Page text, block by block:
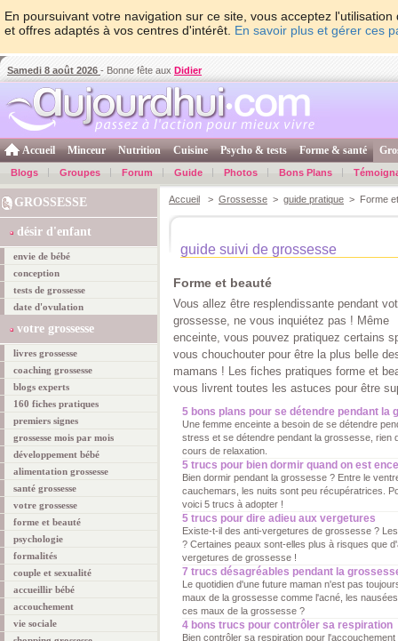
En poursuivant votre navigation sur ce site, vous acceptez
et offres adaptés à vos centres d'intérêt. En savoir plus et gérer ces
Samedi 8 août 2026 - Bonne fête aux Didier
Accueil Minceur Nutrition Cuisine Psycho & tests Forme & santé
Blogs Groupes Forum Guide Photos Bons Plans
GROSSESSE
désir d'enfant
envie de bébé
conception
tests de grossesse
date d'ovulation
votre grossesse
livres grossesse
coaching grossesse
blogs experts
160 fiches pratiques
premiers signes
grossesse mois par mois
développement bébé
alimentation grossesse
santé grossesse
votre grossesse
forme et beauté
psychologie
formalités
couple et sexualité
accueillir bébé
accouchement
vie sociale
Accueil > Grossesse > guide pratique > Forme
guide suivi de grossesse
Forme et beauté
Vous allez être resplendissante pendant
grossesse, ne vous inquiétez pas ! Même
enceinte, vous pouvez pratiquez certains
vous chouchouter pour être la plus belle
mamans ! Les fiches pratiques forme et
vous livrent toutes les astuces pour être
5 bons plans pour se détendre pendant la
Une femme enceinte a besoin de se détendre
stress et se détendre pendant la grossesse, rien
cours de relaxation.
5 trucs pour bien dormir quand on est
Bien dormir pendant la grossesse ? Entre le
cauchemars, les nuits sont peu récupératrices.
voici 5 trucs à adopter !
5 trucs pour dire adieu aux vergetures
Existe-t-il des anti-vergetures de grossesse ?
? Certaines peaux sont-elles plus à risques que
vergetures de grossesse !
7 trucs désagréables pendant la
Le quotidien d'une future maman n'est pas
maux de la grossesse comme l'acné, les
ces maux de la grossesse ?
4 bons trucs pour contrôler sa respiration
Bien contrôler sa respiration pour